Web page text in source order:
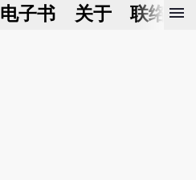
电子书 关于 联络我
menu